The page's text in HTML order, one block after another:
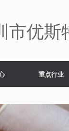
市优
重点行业